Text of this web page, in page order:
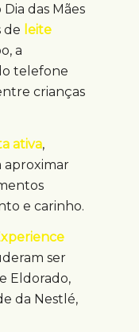
das Mães
de leite
a
telefone
crianças
ativa,
aproximar
e carinho.
ser
Eldorado,
da Nestlé,